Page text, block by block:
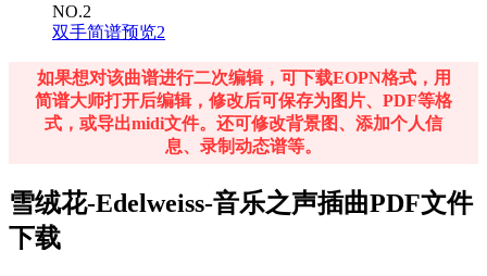
NO.2
双手简谱预览2
如果想对该曲谱进行二次编辑，可下载EOPN格式，用
简谱大师打开后编辑，修改后可保存为图片、PDF等格
式，或导出midi文件。还可修改背景图、添加个人信
息、录制动态谱等。
雪绒花-Edelweiss-音乐之声插曲PDF文件
下载